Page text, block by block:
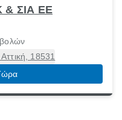
& ΣΙΑ ΕΕ
18531